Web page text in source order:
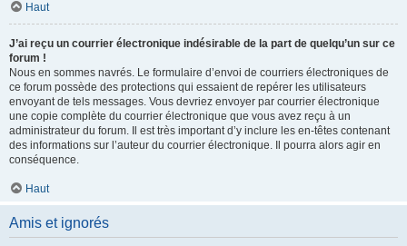
Haut
J’ai reçu un courrier électronique indésirable de la part de quelqu’un sur ce
forum !
Nous en sommes navrés. Le formulaire d’envoi de courriers électroniques de
ce forum possède des protections qui essaient de repérer les utilisateurs
envoyant de tels messages. Vous devriez envoyer par courrier électronique
une copie complète du courrier électronique que vous avez reçu à un
administrateur du forum. Il est très important d’y inclure les en-têtes contenant
des informations sur l’auteur du courrier électronique. Il pourra alors agir en
conséquence.
Haut
Amis et ignorés